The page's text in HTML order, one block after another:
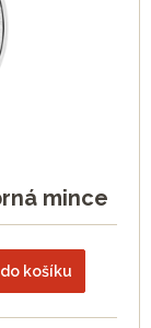
mince
košíku